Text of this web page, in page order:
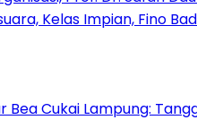
Kelas Impian, Fino
Bea Cukai Lampung: